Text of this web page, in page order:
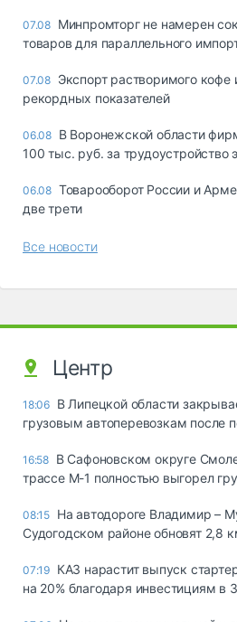
07.08 Минпромторг не намерен
товаров для параллельного
07.08 Экспорт растворимого кофе
рекордных показателей
06.08 В Воронежской области
100 тыс. руб. за
06.08 Товарооборот России и
две трети
Все новости
Центр
18:06 В Липецкой области
грузовым автоперевозкам после
16:58 В Сафоновском округе
трассе М-1 полностью выгорел
08:15 На автодороге Владимир –
Судогодском районе обновят 2,8
07:19 КАЗ нарастит выпуск
на 20% благодаря инвестициям в